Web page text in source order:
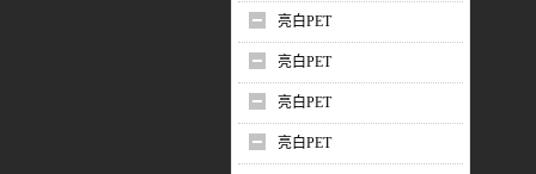
亮白PET
亮白PET
亮白PET
亮白PET